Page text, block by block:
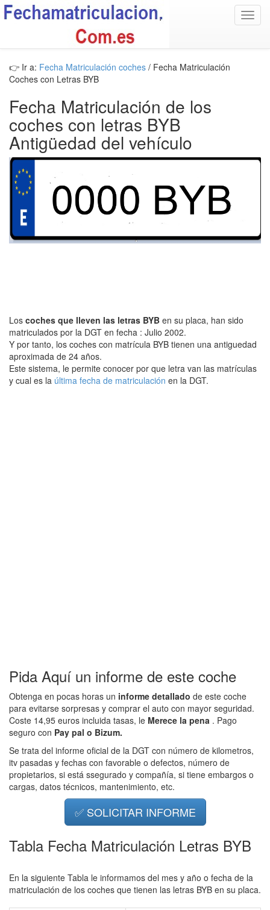
👉 Ir a: Fecha Matriculación coches / Fecha Matriculación
Coches con Letras BYB
Fecha Matriculación de los
coches con letras BYB
Antigüedad del vehículo
Los coches que lleven las letras BYB en su placa, han sido
matriculados por la DGT en fecha : Julio 2002.
Y por tanto, los coches con matrícula BYB tienen una antiguedad
aproximada de 24 años.
Este sistema, le permite conocer por que letra van las matrículas
y cual es la última fecha de matriculación en la DGT.
Pida Aquí un informe de este coche
Obtenga en pocas horas un informe detallado de este coche
para evitarse sorpresas y comprar el auto con mayor seguridad.
Coste 14,95 euros incluida tasas, le Merece la pena . Pago
seguro con Pay pal o Bizum.
Se trata del informe oficial de la DGT con número de kilometros,
itv pasadas y fechas con favorable o defectos, número de
propietarios, si está ssegurado y compañía, si tiene embargos o
cargas, datos técnicos, mantenimiento, etc.
✅ SOLICITAR INFORME
Tabla Fecha Matriculación Letras BYB
En la siguiente Tabla le informamos del mes y año o fecha de la
matriculación de los coches que tienen las letras BYB en su placa.